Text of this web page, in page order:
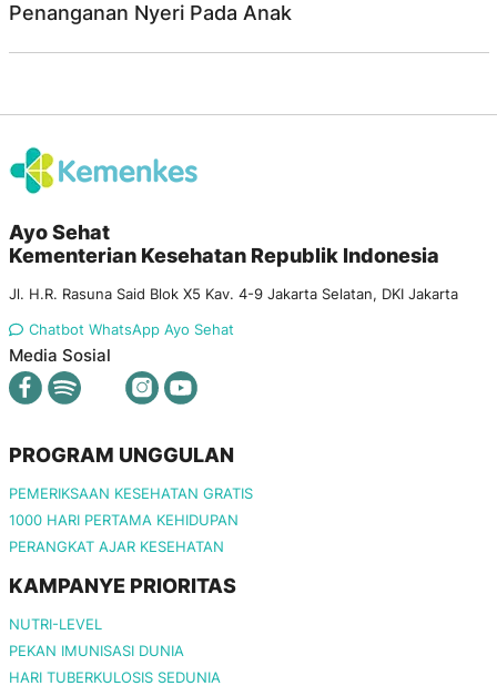
Penanganan Nyeri Pada Anak
Ayo Sehat
Kementerian Kesehatan Republik Indonesia
Jl. H.R. Rasuna Said Blok X5 Kav. 4-9 Jakarta Selatan, DKI Jakarta
Chatbot WhatsApp Ayo Sehat
Media Sosial
PROGRAM UNGGULAN
PEMERIKSAAN KESEHATAN GRATIS
1000 HARI PERTAMA KEHIDUPAN
PERANGKAT AJAR KESEHATAN
KAMPANYE PRIORITAS
NUTRI-LEVEL
PEKAN IMUNISASI DUNIA
HARI TUBERKULOSIS SEDUNIA